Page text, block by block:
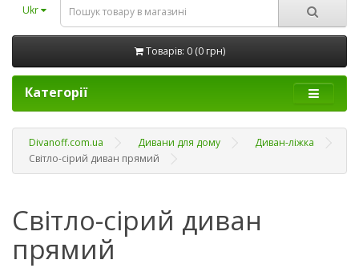
Ukr
Товарів: 0 (0 грн)
Категорії
Divanoff.com.ua Дивани для дому
Диван-ліжка
Світло-сірий диван прямий
Світло-сірий диван
прямий